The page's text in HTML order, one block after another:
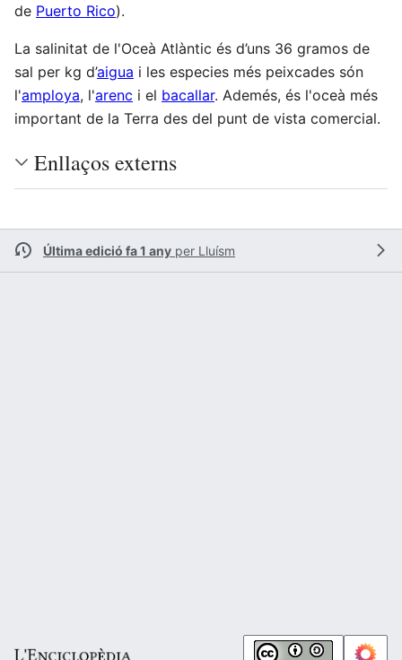
de Puerto Rico).
La salinitat de l'Oceà Atlàntic és d’uns 36 gramos de
sal per kg d’aigua i les especies més peixcades són
l'amploya, l'arenc i el bacallar. Ademés, és l'oceà més
important de la Terra des del punt de vista comercial.
Enllaços externs
Última edició fa 1 any per Lluísm